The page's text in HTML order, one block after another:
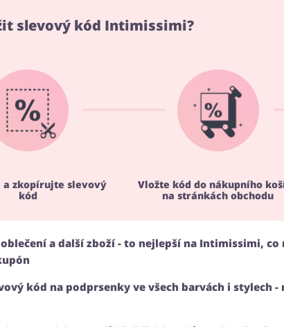
slevový kód Intimissimi?
a zkopírujte slevový
kód
Vložte kód do nákupního
na stránkách obchodu
a další zboží - to nejlepší na Intimissimi,
kód na podprsenky ve všech barvách i stylech